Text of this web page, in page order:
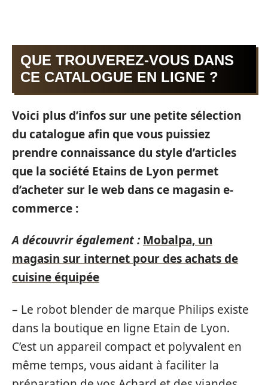
QUE TROUVEREZ-VOUS DANS
CE CATALOGUE EN LIGNE ?
Voici plus d’infos sur une petite sélection
du catalogue afin que vous puissiez
prendre connaissance du style d’articles
que la société Etains de Lyon permet
d’acheter sur le web dans ce magasin e-
commerce :
A découvrir également : Mobalpa, un
magasin sur internet pour des achats de
cuisine équipée
– Le robot blender de marque Philips existe
dans la boutique en ligne Etain de Lyon.
C’est un appareil compact et polyvalent en
même temps, vous aidant à faciliter la